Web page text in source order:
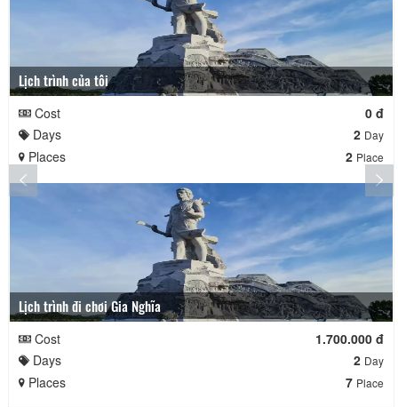
Lịch trình của tôi
Cost
0 đ
Days
2 Day
Places 2 Place
Lịch trình đi chơi Gia Nghĩa
Cost
1.700.000 đ
Days
2 Day
Places 7 Place